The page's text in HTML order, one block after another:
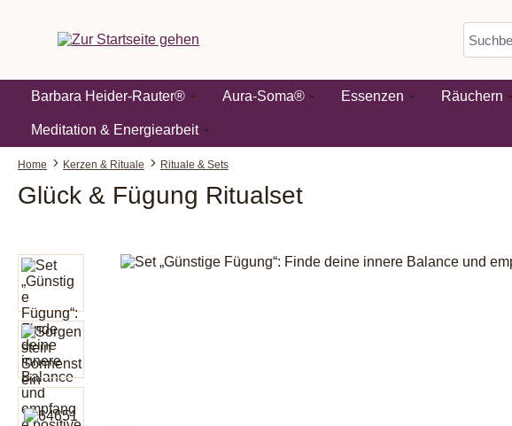
Barbara Heider-Rauter® Aura-Soma® Essenzen Räuchern
Meditation & Energiearbeit
Home Kerzen & Rituale Rituale & Sets
Glück & Fügung Ritualset
Bildergalerie überspringen